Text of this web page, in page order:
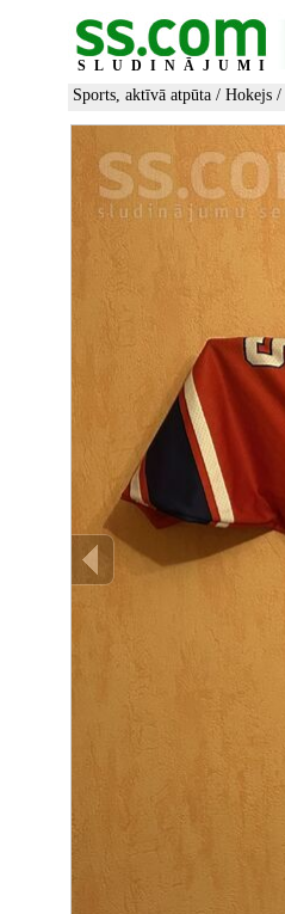
SLUDINĀJUMI
Sports, aktīvā atpūta / Hokejs /